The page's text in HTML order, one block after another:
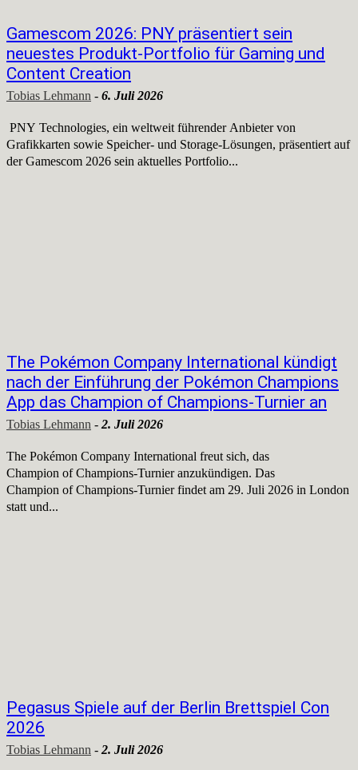
Gamescom 2026: PNY präsentiert sein
neuestes Produkt-Portfolio für Gaming und
Content Creation
Tobias Lehmann - 6. Juli 2026
PNY Technologies, ein weltweit führender Anbieter von
Grafikkarten sowie Speicher- und Storage-Lösungen, präsentiert auf
der Gamescom 2026 sein aktuelles Portfolio...
The Pokémon Company International kündigt
nach der Einführung der Pokémon Champions
App das Champion of Champions-Turnier an
Tobias Lehmann - 2. Juli 2026
The Pokémon Company International freut sich, das
Champion of Champions-Turnier anzukündigen. Das
Champion of Champions-Turnier findet am 29. Juli 2026 in London
statt und...
Pegasus Spiele auf der Berlin Brettspiel Con
2026
Tobias Lehmann - 2. Juli 2026